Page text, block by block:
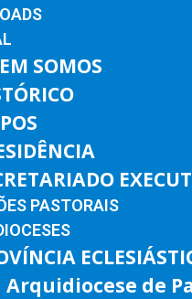
SOMOS
PASTORAIS
Arquidiocese de